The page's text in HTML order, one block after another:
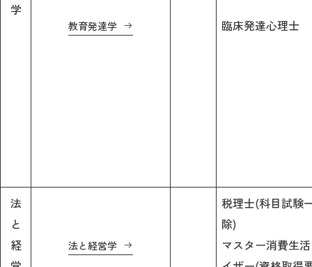
学
教育発達学 臨床発達心理士
法
と
経
法と経営学
税理士(科目試験
除)
マスター消費生